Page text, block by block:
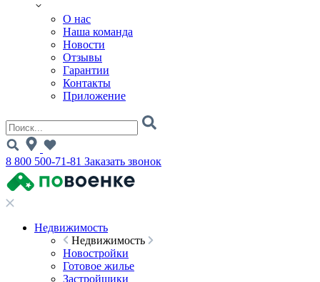
О нас
Наша команда
Новости
Отзывы
Гарантии
Контакты
Приложение
8 800 500-71-81 Заказать звонок
Недвижимость
Недвижимость
Новостройки
Готовое жилье
Застройщики